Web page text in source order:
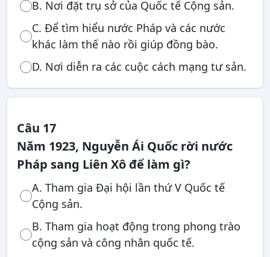
B. Nơi đặt trụ sở của Quốc tế Cộng sản.
C. Để tìm hiểu nước Pháp và các nước
khác làm thế nào rồi giúp đồng bào.
D. Nơi diễn ra các cuộc cách mạng tư sản.
Câu 17
Năm 1923, Nguyễn Ái Quốc rời nước
Pháp sang Liên Xô để làm gì?
A. Tham gia Đại hội lần thứ V Quốc tế
Cộng sản.
B. Tham gia hoạt động trong phong trào
cộng sản và công nhân quốc tế.